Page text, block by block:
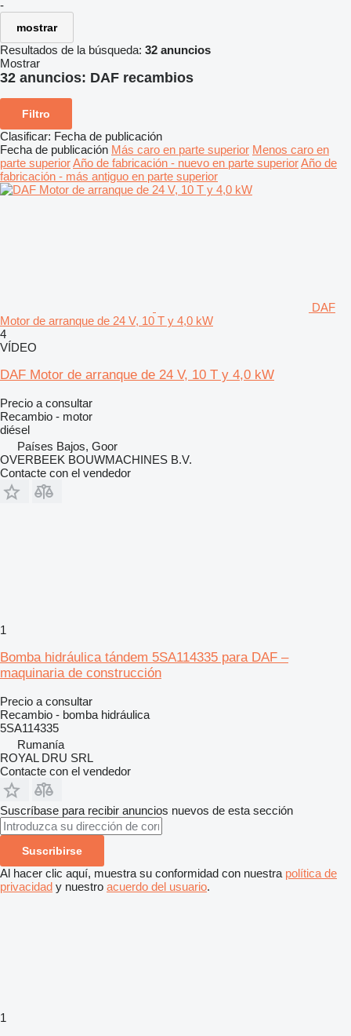
-
mostrar
Resultados de la búsqueda: 32 anuncios
Mostrar
32 anuncios: DAF recambios
Filtro
Clasificar: Fecha de publicación
Fecha de publicación Más caro en parte superior Menos caro en
parte superiorAño de fabricación - nuevo en parte superiorAño de
fabricación - más antiguo en parte superior
DAF
Motor de arranque de 24 V, 10 T y 4,0 kW
4
VÍDEO
DAF Motor de arranque de 24 V, 10 T y 4,0 kW
Precio a consultar
Recambio - motor
diésel
Países Bajos, Goor
OVERBEEK BOUWMACHINES B.V.
Contacte con el vendedor
1
Bomba hidráulica tándem 5SA114335 para DAF –
maquinaria de construcción
Precio a consultar
Recambio - bomba hidráulica
5SA114335
Rumanía
ROYAL DRU SRL
Contacte con el vendedor
Suscríbase para recibir anuncios nuevos de esta sección
Suscribirse
Al hacer clic aquí, muestra su conformidad con nuestra política de
privacidad y nuestro acuerdo del usuario.
1